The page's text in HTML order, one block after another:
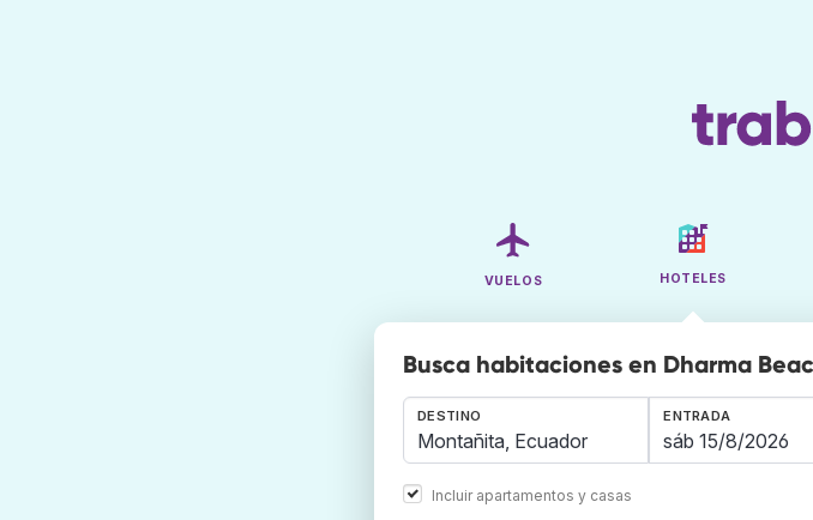
VUELOS HOTELES
Busca habitaciones en Dharma
DESTINO
Incluir apartamentos y casas
ENTRADA